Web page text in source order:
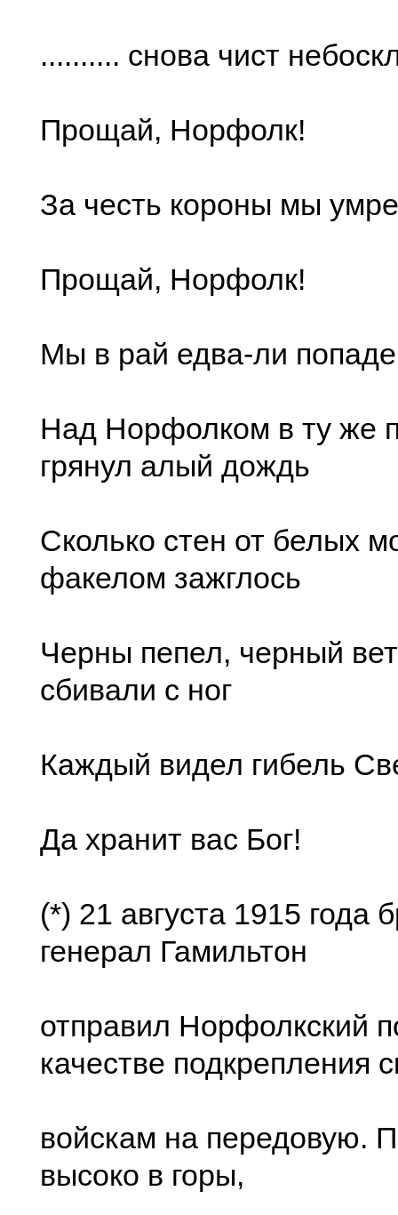
.......... снова чист
Прощай, Норфолк!
За честь короны мы
Прощай, Норфолк!
Мы в рай едва-ли
Над Норфолком в ту же
грянул алый дождь
Сколько стен от белых
факелом зажглось
Черны пепел, черный
сбивали с ног
Каждый видел гибель
Да хранит вас Бог!
(*) 21 августа 1915 года
генерал Гамильтон
отправил Норфолкский
качестве подкрепления
войскам на передовую.
высоко в горы,